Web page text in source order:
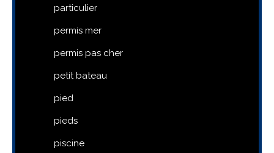
particulier
permis mer
permis pas cher
petit bateau
pied
pieds
piscine